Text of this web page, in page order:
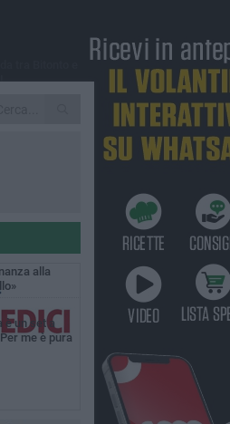
l'incasso,
a
alla
è un set a
me è pura